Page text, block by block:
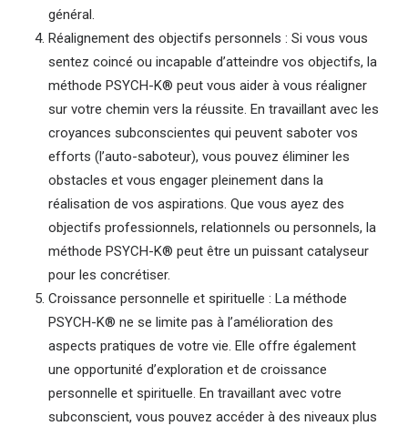
général.
Réalignement des objectifs personnels : Si vous vous
sentez coincé ou incapable d’atteindre vos objectifs, la
méthode PSYCH-K® peut vous aider à vous réaligner
sur votre chemin vers la réussite. En travaillant avec les
croyances subconscientes qui peuvent saboter vos
efforts (l’auto-saboteur), vous pouvez éliminer les
obstacles et vous engager pleinement dans la
réalisation de vos aspirations. Que vous ayez des
objectifs professionnels, relationnels ou personnels, la
méthode PSYCH-K® peut être un puissant catalyseur
pour les concrétiser.
Croissance personnelle et spirituelle : La méthode
PSYCH-K® ne se limite pas à l’amélioration des
aspects pratiques de votre vie. Elle offre également
une opportunité d’exploration et de croissance
personnelle et spirituelle. En travaillant avec votre
subconscient, vous pouvez accéder à des niveaux plus